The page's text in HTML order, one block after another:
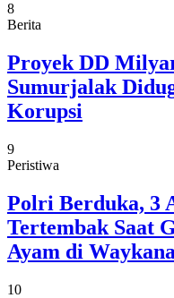
8
Berita
Proyek DD
Sumurjalak
Korupsi
9
Peristiwa
Polri Berduka, 3
Tertembak Saat
Ayam di
10